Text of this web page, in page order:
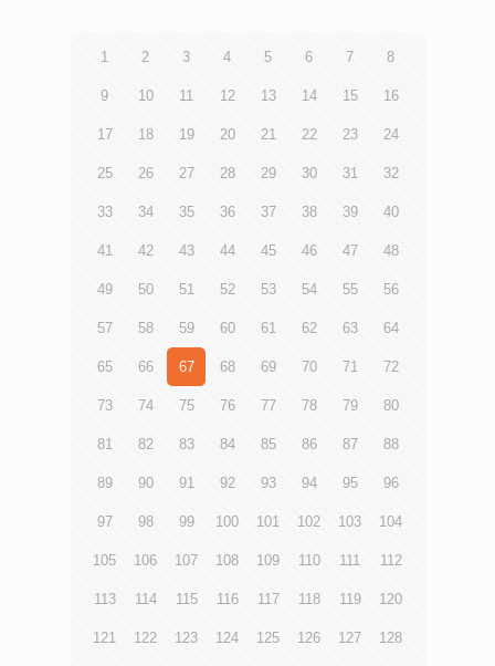
1 2 3 4 5 6 7 8
9 10 11 12 13 14 15 16
17 18 19 20 21 22 23 24
25 26 27 28 29 30 31 32
33 34 35 36 37 38 39 40
41 42 43 44 45 46 47 48
49 50 51 52 53 54 55 56
57 58 59 60 61 62 63 64
65 66 67 68 69 70 71 72
73 74 75 76 77 78 79 80
81 82 83 84 85 86 87 88
89 90 91 92 93 94 95 96
97 98 99 100 101 102 103 104
105 106 107 108 109 110 111 112
113 114 115 116 117 118 119 120
121 122 123 124 125 126 127 128